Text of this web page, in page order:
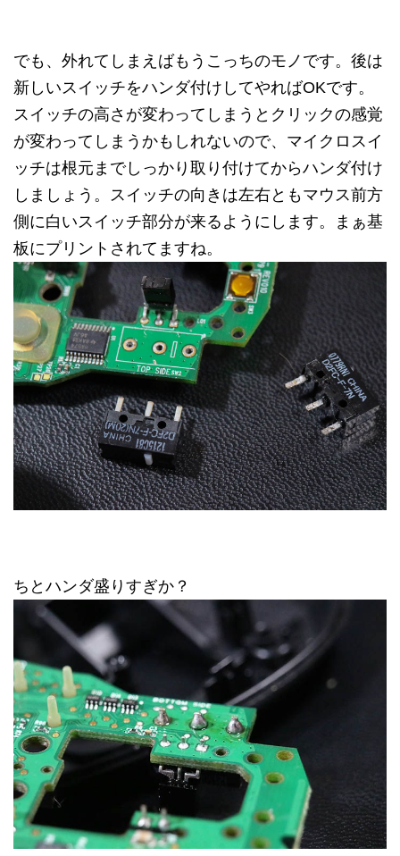
でも、外れてしまえばもうこっちのモノです。後は
新しいスイッチをハンダ付けしてやればOKです。
スイッチの高さが変わってしまうとクリックの感覚
が変わってしまうかもしれないので、マイクロスイ
ッチは根元までしっかり取り付けてからハンダ付け
しましょう。スイッチの向きは左右ともマウス前方
側に白いスイッチ部分が来るようにします。まぁ基
板にプリントされてますね。
ちとハンダ盛りすぎか？